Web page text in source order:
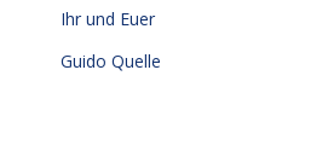
Ihr und Euer
Guido Quelle